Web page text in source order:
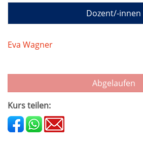
Dozent/-innen
Eva Wagner
Abgelaufen
Kurs teilen: